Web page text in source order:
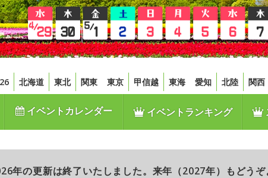
北海道 東北 関東 東京 甲信越 東海 愛知 北陸 関西
イベントカレンダー イベントランキング
年の更新は終了いたしました。来年（2027年）もどうぞ